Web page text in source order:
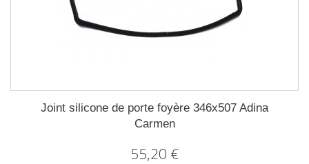
Joint silicone de porte foyère 346x507 Adina
Carmen
55,20 €